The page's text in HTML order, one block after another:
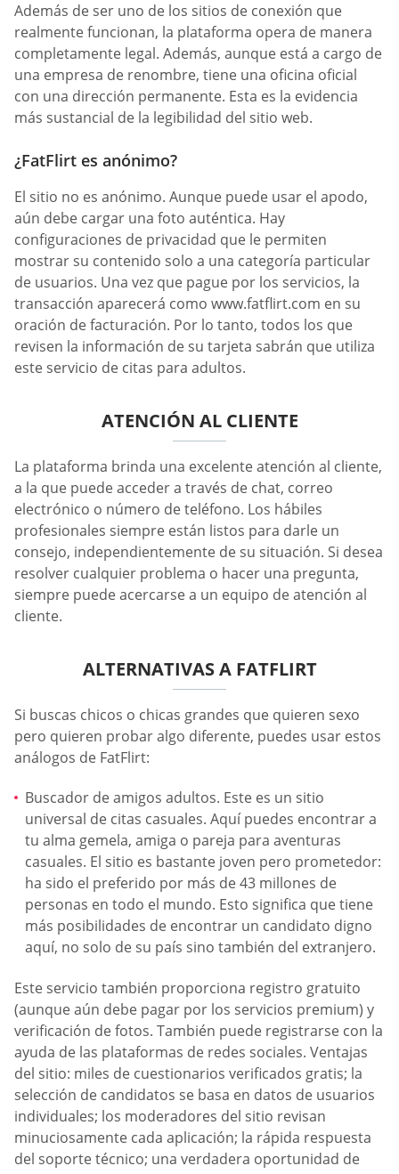
Además de ser uno de los sitios de conexión que
realmente funcionan, la plataforma opera de manera
completamente legal. Además, aunque está a cargo de
una empresa de renombre, tiene una oficina oficial
con una dirección permanente. Esta es la evidencia
más sustancial de la legibilidad del sitio web.
¿FatFlirt es anónimo?
El sitio no es anónimo. Aunque puede usar el apodo,
aún debe cargar una foto auténtica. Hay
configuraciones de privacidad que le permiten
mostrar su contenido solo a una categoría particular
de usuarios. Una vez que pague por los servicios, la
transacción aparecerá como www.fatflirt.com en su
oración de facturación. Por lo tanto, todos los que
revisen la información de su tarjeta sabrán que utiliza
este servicio de citas para adultos.
ATENCIÓN AL CLIENTE
La plataforma brinda una excelente atención al cliente,
a la que puede acceder a través de chat, correo
electrónico o número de teléfono. Los hábiles
profesionales siempre están listos para darle un
consejo, independientemente de su situación. Si desea
resolver cualquier problema o hacer una pregunta,
siempre puede acercarse a un equipo de atención al
cliente.
ALTERNATIVAS A FATFLIRT
Si buscas chicos o chicas grandes que quieren sexo
pero quieren probar algo diferente, puedes usar estos
análogos de FatFlirt:
Buscador de amigos adultos. Este es un sitio
universal de citas casuales. Aquí puedes encontrar a
tu alma gemela, amiga o pareja para aventuras
casuales. El sitio es bastante joven pero prometedor:
ha sido el preferido por más de 43 millones de
personas en todo el mundo. Esto significa que tiene
más posibilidades de encontrar un candidato digno
aquí, no solo de su país sino también del extranjero.
Este servicio también proporciona registro gratuito
(aunque aún debe pagar por los servicios premium) y
verificación de fotos. También puede registrarse con la
ayuda de las plataformas de redes sociales. Ventajas
del sitio: miles de cuestionarios verificados gratis; la
selección de candidatos se basa en datos de usuarios
individuales; los moderadores del sitio revisan
minuciosamente cada aplicación; la rápida respuesta
del soporte técnico; una verdadera oportunidad de